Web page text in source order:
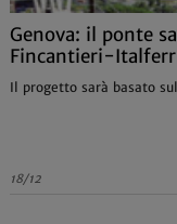
Genova: il ponte
Fincantieri-Italferr
Il progetto sarà basato
18/12